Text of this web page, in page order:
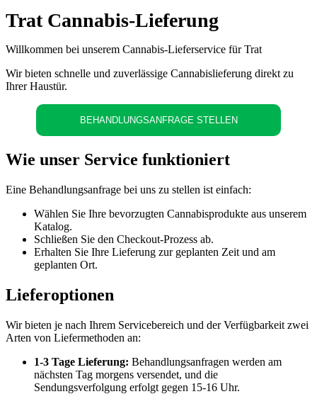
Trat Cannabis-Lieferung
Willkommen bei unserem Cannabis-Lieferservice für Trat
Wir bieten schnelle und zuverlässige Cannabislieferung direkt zu
Ihrer Haustür.
BEHANDLUNGSANFRAGE STELLEN
Wie unser Service funktioniert
Eine Behandlungsanfrage bei uns zu stellen ist einfach:
Wählen Sie Ihre bevorzugten Cannabisprodukte aus unserem
Katalog.
Schließen Sie den Checkout-Prozess ab.
Erhalten Sie Ihre Lieferung zur geplanten Zeit und am
geplanten Ort.
Lieferoptionen
Wir bieten je nach Ihrem Servicebereich und der Verfügbarkeit zwei
Arten von Liefermethoden an:
1-3 Tage Lieferung: Behandlungsanfragen werden am
nächsten Tag morgens versendet, und die
Sendungsverfolgung erfolgt gegen 15-16 Uhr.